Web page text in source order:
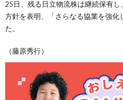
25日、残る日立物流株は継続保有
方針を表明、「さらなる協業を強化
た。
（藤原秀行）